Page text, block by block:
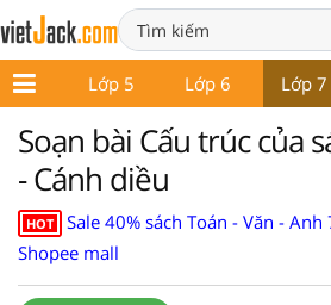
4 Lớp 5 Lớp 6 Lớp 7
Soạn bài Cấu trúc của
- Cánh diều
HOT
Sale 40% sách Toán - Văn -
Shopee mall